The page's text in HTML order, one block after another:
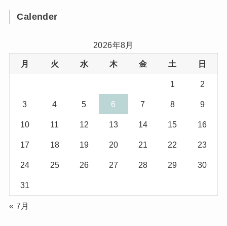
(3)
(10)
(2)
Calender
2026年8月
月 火 水 木 金 土 日
1 2
3 4 5 6 7 8 9
10 11 12 13 14 15 16
17 18 19 20 21 22 23
24 25 26 27 28 29 30
31
« 7月